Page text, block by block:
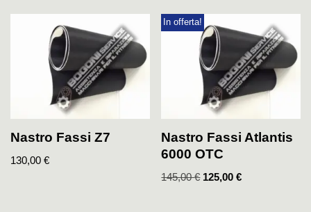
Nastro Fassi Z7
130,00 €
In offerta!
Nastro Fassi Atlantis
6000 OTC
145,00€ 125,00€